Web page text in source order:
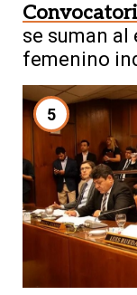
se suman
femenino
5